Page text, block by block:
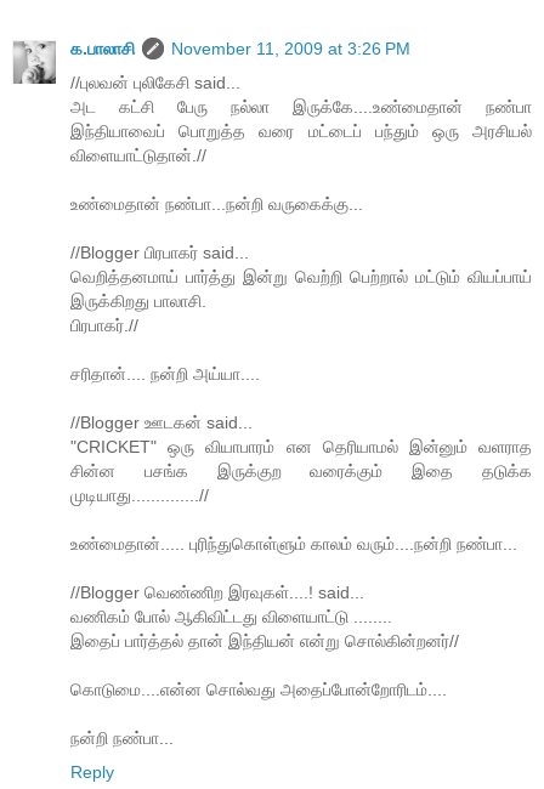
க.பாலாசி
November 11, 2009 at 3:26 PM
//புலவன் புலிகேசி said...
அட கட்சி பேரு நல்லா இருக்கே....உண்மைதான் நண்பா
இந்தியாவைப் பொறுத்த வரை மட்டைப் பந்தும் ஒரு அரசியல்
விளையாட்டுதான்.//
உண்மைதான் நண்பா...நன்றி வருகைக்கு...
//Blogger பிரபாகர் said...
வெறித்தனமாய் பார்த்து இன்று வெற்றி பெற்றால் மட்டும் வியப்பாய்
இருக்கிறது பாலாசி.
பிரபாகர்.//
சரிதான்.... நன்றி அய்யா....
//Blogger ஊடகன் said...
"CRICKET" ஒரு வியாபாரம் என தெரியாமல் இன்னும் வளராத
சின்ன பசங்க இருக்குற வரைக்கும் இதை தடுக்க
முடியாது..............//
உண்மைதான்..... புரிந்துகொள்ளும் காலம் வரும்....நன்றி நண்பா...
//Blogger வெண்ணிற இரவுகள்....! said...
வணிகம் போல் ஆகிவிட்டது விளையாட்டு ........
இதைப் பார்த்தல் தான் இந்தியன் என்று சொல்கின்றனர்//
கொடுமை....என்ன சொல்வது அதைப்போன்றோரிடம்....
நன்றி நண்பா...
Reply